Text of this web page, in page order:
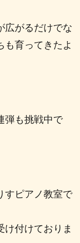
広がるだけでな
も育ってきたよ
弾も挑戦中で
ピアノ教室で
け付けておりま